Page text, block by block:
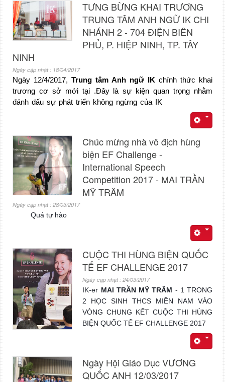
TƯNG BỪNG KHAI TRƯƠNG
TRUNG TÂM ANH NGỮ IK CHI
NHÁNH 2 - 704 ĐIỆN BIÊN
PHỦ, P. HIỆP NINH, TP. TÂY
NINH
Ngày cập nhật : 18/04/2017
Ngày 12/4/2017, Trung tâm Anh ngữ IK chính thức khai
trương cơ sở mới tại .Đây là sự kiện quan trọng nhằm
đánh dấu sự phát triển không ngừng của IK
Chúc mừng nhà vô địch hùng
biện EF Challenge -
International Speech
Competition 2017 - MAI TRẦN
MỸ TRÂM
Ngày cập nhật : 28/03/2017
Quá tự hào
CUỘC THI HÙNG BIỆN QUỐC
TẾ EF CHALLENGE 2017
Ngày cập nhật : 24/03/2017
IK-er MAI TRẦN MỸ TRÂM - 1 TRONG
2 HỌC SINH THCS MIỀN NAM VÀO
VÒNG CHUNG KẾT CUỘC THI HÙNG
BIỆN QUỐC TẾ EF CHALLENGE 2017
Ngày Hội Giáo Dục VƯƠNG
QUỐC ANH 12/03/2017